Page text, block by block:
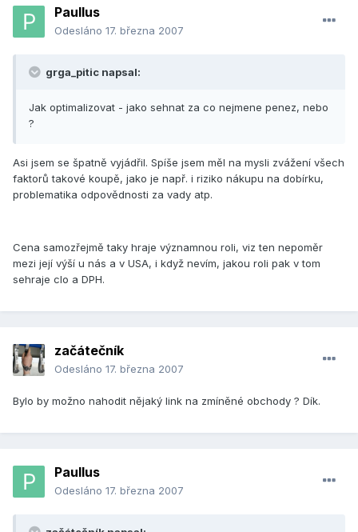
Paullus
Odesláno 17. března 2007
grga_pitic napsal:
Jak optimalizovat - jako sehnat za co nejmene penez, nebo
?
Asi jsem se špatně vyjádřil. Spíše jsem měl na mysli zvážení všech
faktorů takové koupě, jako je např. i riziko nákupu na dobírku,
problematika odpovědnosti za vady atp.
Cena samozřejmě taky hraje významnou roli, viz ten nepoměr
mezi její výší u nás a v USA, i když nevím, jakou roli pak v tom
sehraje clo a DPH.
začátečník
Odesláno 17. března 2007
Bylo by možno nahodit nějaký link na zmíněné obchody ? Dík.
Paullus
Odesláno 17. března 2007